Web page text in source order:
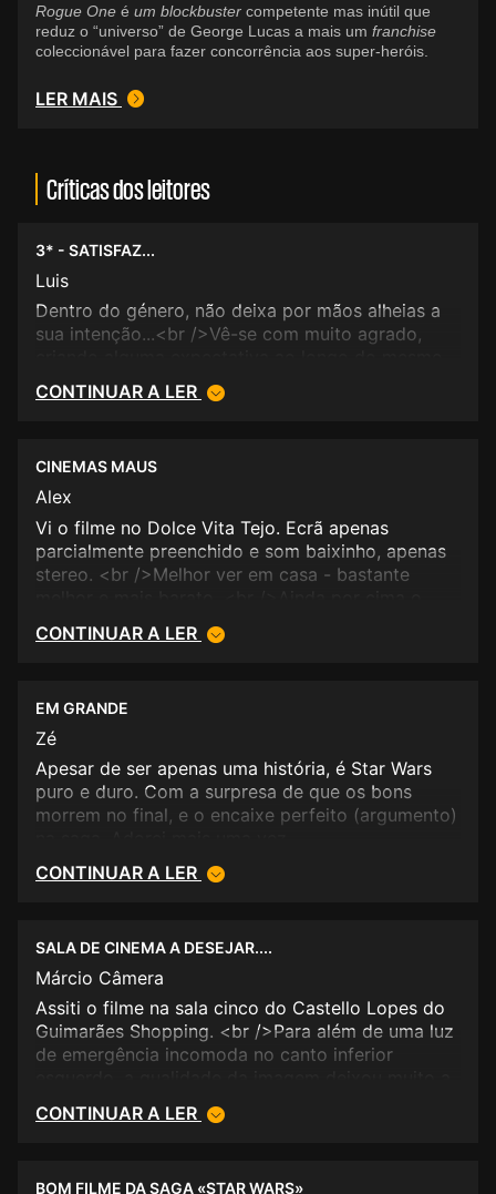
Rogue One é um blockbuster competente mas inútil que
reduz o “universo” de George Lucas a mais um franchise
coleccionável para fazer concorrência aos super-heróis.
LER MAIS
Críticas dos leitores
3* - SATISFAZ...
Luis
Dentro do género, não deixa por mãos alheias a
sua intenção...<br />Vê-se com muito agrado,
CONTINUAR A LER
CINEMAS MAUS
Alex
Vi o filme no Dolce Vita Tejo. Ecrã apenas
parcialmente preenchido e som baixinho, apenas
stereo. <br />Melhor ver em casa - bastante
série de tv com estes "pormenores".
CONTINUAR A LER
EM GRANDE
Zé
Apesar de ser apenas uma história, é Star Wars
puro e duro. Com a surpresa de que os bons
morrem no final, e o encaixe perfeito (argumento)
CONTINUAR A LER
SALA DE CINEMA A DESEJAR....
Márcio Câmera
Assiti o filme na sala cinco do Castello Lopes do
Guimarães Shopping. <br />Para além de uma luz
de emergência incomoda no canto inferior
desejar....
CONTINUAR A LER
BOM FILME DA SAGA «STAR WARS»